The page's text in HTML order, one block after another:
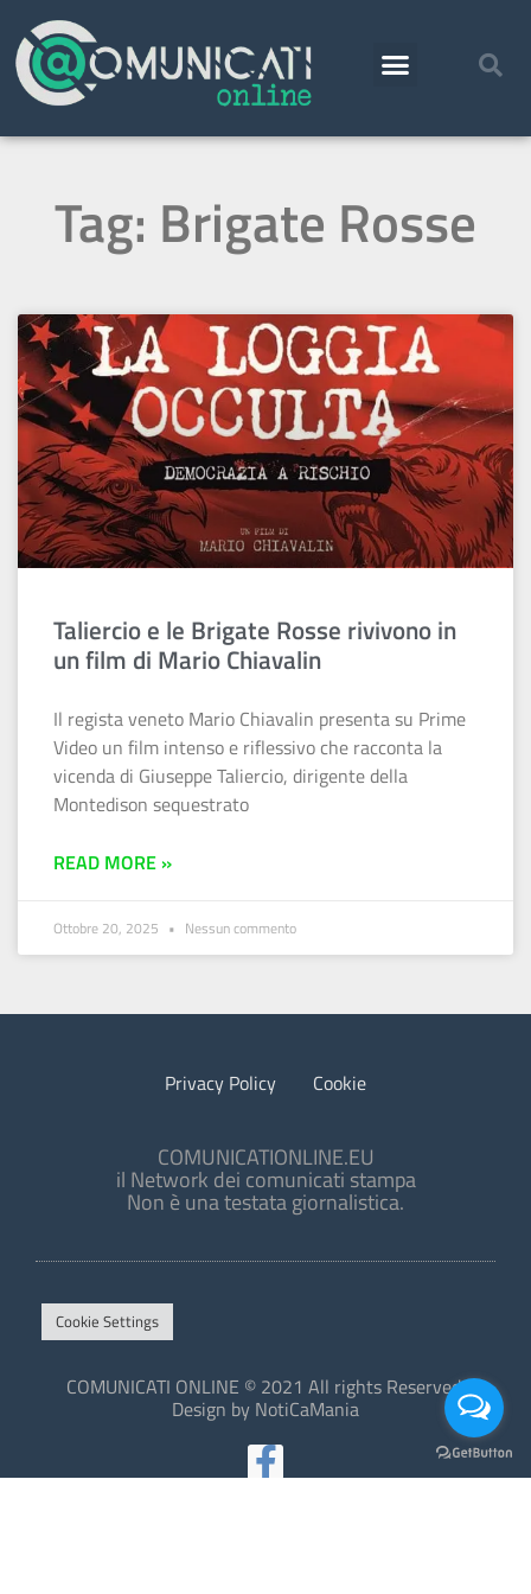
Tag: Brigate Rosse
Taliercio e le Brigate Rosse rivivono in
un film di Mario Chiavalin
Il regista veneto Mario Chiavalin presenta su Prime
Video un film intenso e riflessivo che racconta la
vicenda di Giuseppe Taliercio, dirigente della
Montedison sequestrato
READ MORE »
Ottobre 20, 2025 Nessun commento
Privacy Policy Cookie
COMUNICATIONLINE.EU
il Network dei comunicati stampa
Non è una testata giornalistica.
Cookie Settings
COMUNICATI ONLINE © 2021 All rights Reserved.
Design by NotiCaMania